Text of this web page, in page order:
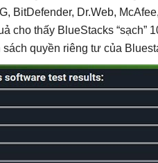
BitDefender, Dr.Web,
cho thấy BlueStacks “sạch”
sách quyền riêng tư của